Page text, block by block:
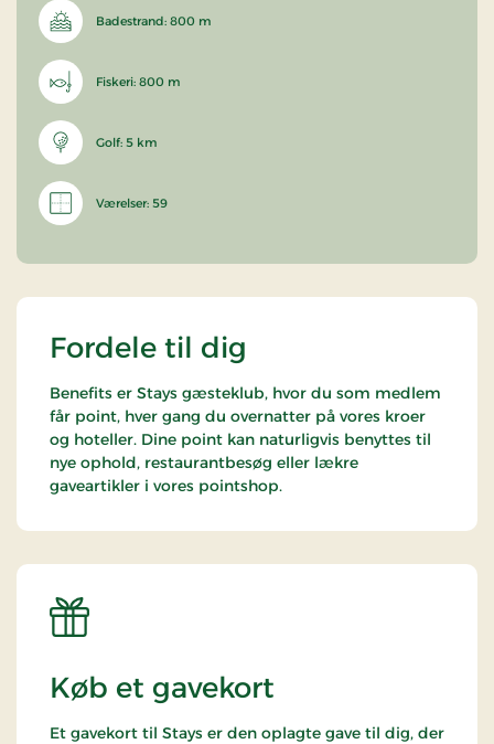
Badestrand: 800 m
Fiskeri: 800 m
Golf: 5 km
Værelser: 59
Fordele til dig
Benefits er Stays gæsteklub, hvor du som medlem
får point, hver gang du overnatter på vores kroer
og hoteller. Dine point kan naturligvis benyttes til
nye ophold, restaurantbesøg eller lækre
gaveartikler i vores pointshop.
Køb et gavekort
Et gavekort til Stays er den oplagte gave til dig, der